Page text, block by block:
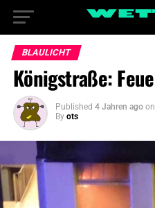
BLAULICHT
Königstraße:
Published 4 Jahren ago on
By ots